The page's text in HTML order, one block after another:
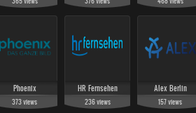
Phoenix
373views
HR Fernsehen
236views
Alex Berlin
157views